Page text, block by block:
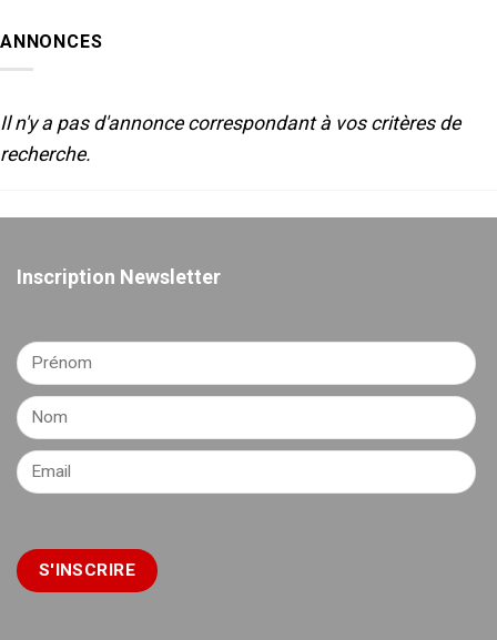
ANNONCES
Il n'y a pas d'annonce correspondant à vos critères de
recherche.
Inscription Newsletter